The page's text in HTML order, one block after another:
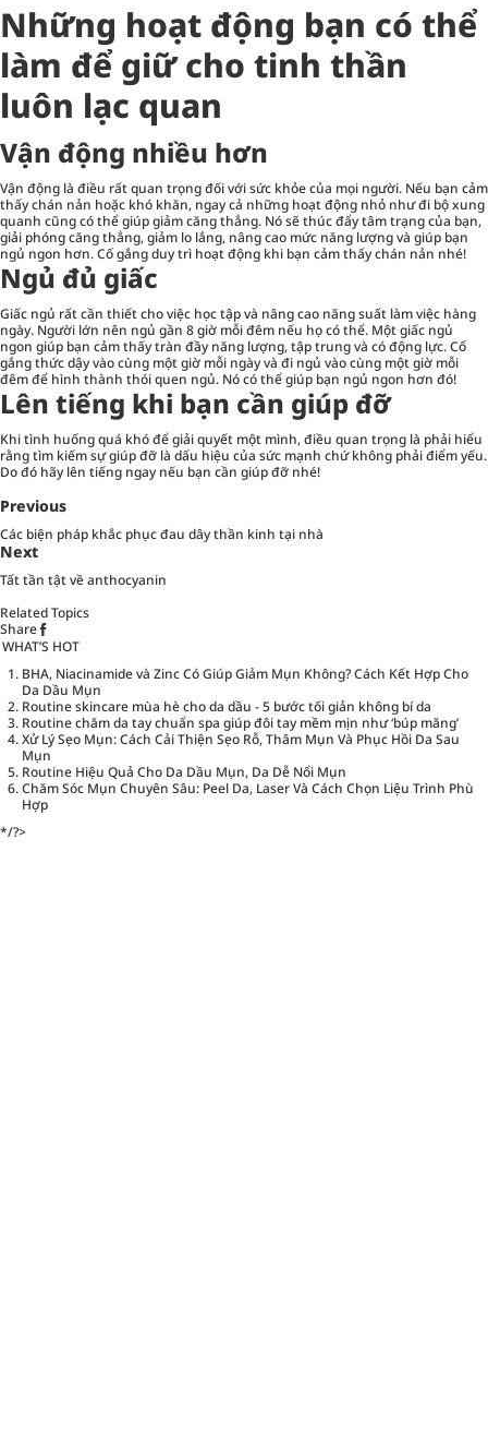
Những hoạt động bạn có thể
làm để giữ cho tinh thần
luôn lạc quan
Vận động nhiều hơn
Vận động là điều rất quan trọng đối với sức khỏe của mọi người. Nếu bạn cảm
thấy chán nản hoặc khó khăn, ngay cả những hoạt động nhỏ như đi bộ xung
quanh cũng có thể giúp giảm căng thẳng. Nó sẽ thúc đẩy tâm trạng của bạn,
giải phóng căng thẳng, giảm lo lắng, nâng cao mức năng lượng và giúp bạn
ngủ ngon hơn. Cố gắng duy trì hoạt động khi bạn cảm thấy chán nản nhé!
Ngủ đủ giấc
Giấc ngủ rất cần thiết cho việc học tập và nâng cao năng suất làm việc hàng
ngày. Người lớn nên ngủ gần 8 giờ mỗi đêm nếu họ có thể. Một giấc ngủ
ngon giúp bạn cảm thấy tràn đầy năng lượng, tập trung và có động lực. Cố
gắng thức dậy vào cùng một giờ mỗi ngày và đi ngủ vào cùng một giờ mỗi
đêm để hình thành thói quen ngủ. Nó có thể giúp bạn ngủ ngon hơn đó!
Lên tiếng khi bạn cần giúp đỡ
Khi tình huống quá khó để giải quyết một mình, điều quan trọng là phải hiểu
rằng tìm kiếm sự giúp đỡ là dấu hiệu của sức mạnh chứ không phải điểm yếu.
Do đó hãy lên tiếng ngay nếu bạn cần giúp đỡ nhé!
Previous
Các biện pháp khắc phục đau dây thần kinh tại nhà
Next
Tất tần tật về anthocyanin
Related Topics
Share
WHAT’S HOT
BHA, Niacinamide và Zinc Có Giúp Giảm Mụn Không? Cách Kết Hợp Cho
Da Dầu Mụn
Routine skincare mùa hè cho da dầu - 5 bước tối giản không bí da
Routine chăm da tay chuẩn spa giúp đôi tay mềm mịn như ‘búp măng’
Xử Lý Sẹo Mụn: Cách Cải Thiện Sẹo Rỗ, Thâm Mụn Và Phục Hồi Da Sau
Mụn
Routine Hiệu Quả Cho Da Dầu Mụn, Da Dễ Nổi Mụn
Chăm Sóc Mụn Chuyên Sâu: Peel Da, Laser Và Cách Chọn Liệu Trình Phù
Hợp
*/?>